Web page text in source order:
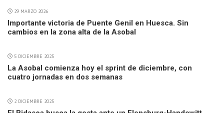
29 MARZO 2026
Importante victoria de Puente Genil en Huesca. Sin
cambios en la zona alta de la Asobal
5 DICIEMBRE 2025
La Asobal comienza hoy el sprint de diciembre, con
cuatro jornadas en dos semanas
2 DICIEMBRE 2025